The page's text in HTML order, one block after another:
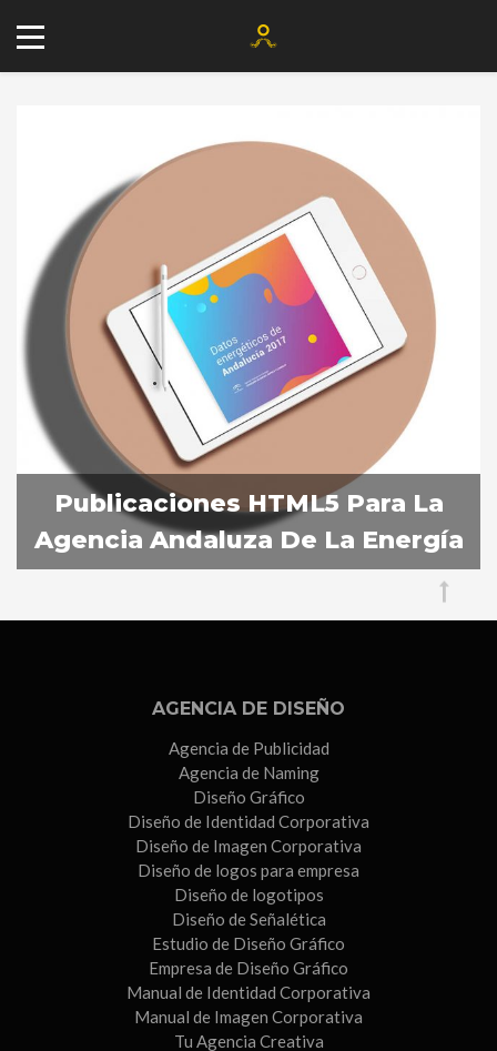
+34 677 802 482
info@agenciayablochkov.com
Romero 22, 41219 Las Pajanosas.
Sevilla
Publicaciones HTML5 Para La
Agencia Andaluza De La Energía
AGENCIA DE DISEÑO
Agencia de Publicidad
Agencia de Naming
Diseño Gráfico
Diseño de Identidad Corporativa
Diseño de Imagen Corporativa
Diseño de logos para empresa
Diseño de logotipos
Diseño de Señalética
Estudio de Diseño Gráfico
Empresa de Diseño Gráfico
Manual de Identidad Corporativa
Manual de Imagen Corporativa
Tu Agencia Creativa